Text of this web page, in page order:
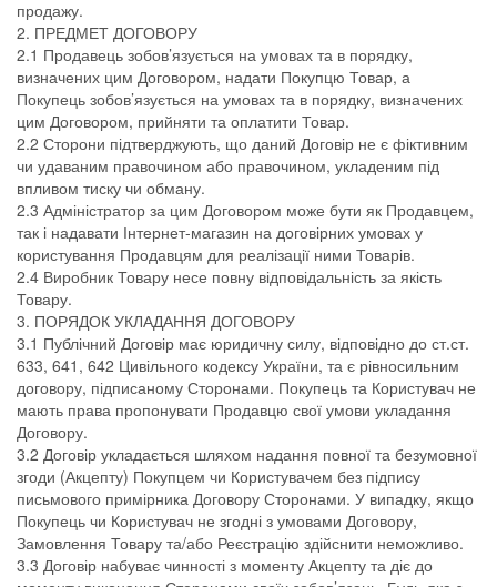
продажу.
2. ПРЕДМЕТ ДОГОВОРУ
2.1 Продавець зобов’язується на умовах та в порядку,
визначених цим Договором, надати Покупцю Товар, а
Покупець зобов’язується на умовах та в порядку, визначених
цим Договором, прийняти та оплатити Товар.
2.2 Сторони підтверджують, що даний Договір не є фіктивним
чи удаваним правочином або правочином, укладеним під
впливом тиску чи обману.
2.3 Адміністратор за цим Договором може бути як Продавцем,
так і надавати Інтернет-магазин на договірних умовах у
користування Продавцям для реалізації ними Товарів.
2.4 Виробник Товару несе повну відповідальність за якість
Товару.
3. ПОРЯДОК УКЛАДАННЯ ДОГОВОРУ
3.1 Публічний Договір має юридичну силу, відповідно до ст.ст.
633, 641, 642 Цивільного кодексу України, та є рівносильним
договору, підписаному Сторонами. Покупець та Користувач не
мають права пропонувати Продавцю свої умови укладання
Договору.
3.2 Договір укладається шляхом надання повної та безумовної
згоди (Акцепту) Покупцем чи Користувачем без підпису
письмового примірника Договору Сторонами. У випадку, якщо
Покупець чи Користувач не згодні з умовами Договору,
Замовлення Товару та/або Реєстрацію здійснити неможливо.
3.3 Договір набуває чинності з моменту Акцепту та діє до